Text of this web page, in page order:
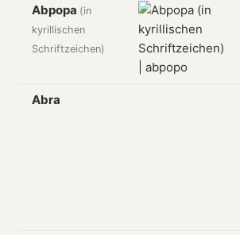
Abpopa (in
kyrillischen
Schriftzeichen)
Abra